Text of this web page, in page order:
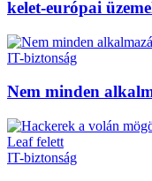
kelet-európai
IT-biztonság
Nem minden
IT-biztonság